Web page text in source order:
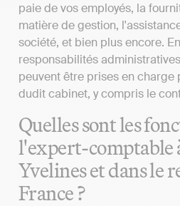
paie de vos employés, la
matière de gestion,
société, et bien plus encore.
responsabilités
peuvent être prises en
dudit cabinet, y compris le
Quelles sont les
l'expert-comptable
Yvelines et dans le
France ?